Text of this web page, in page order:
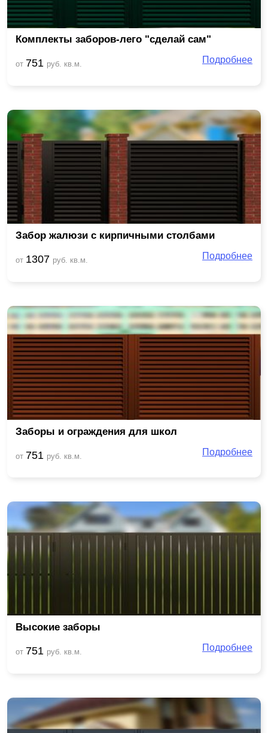
Комплекты заборов-лего "сделай сам"
от 751 руб. кв.м. Подробнее
Забор жалюзи с кирпичными столбами
от 1307 руб. кв.м. Подробнее
Заборы и ограждения для школ
от 751 руб. кв.м. Подробнее
Высокие заборы
от 751 руб. кв.м. Подробнее